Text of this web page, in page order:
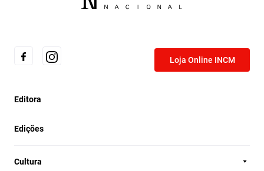
Loja Online INCM
Editora
Edições
Cultura